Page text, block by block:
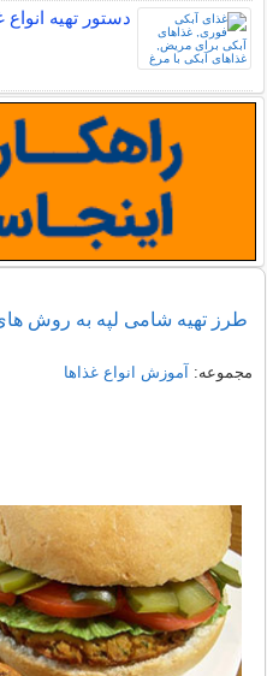
دستور تهیه
طرز تهیه شامی لپه به روش
مجموعه: آموزش انواع غذاها